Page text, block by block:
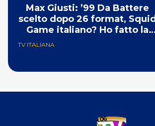
Max Giusti: ’99 Da Battere
scelto dopo 26 format, Squid
Game italiano? Ho fatto la
TV ITALIANA